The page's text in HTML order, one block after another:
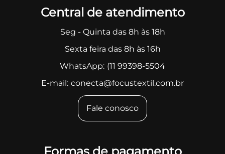
Central de atendimento
Seg - Quinta das 8h às 18h
Sexta feira das 8h às 16h
WhatsApp: (11 99398-5504
E-mail: conecta@focustextil.com.br
Fale conosco
Formas de pagamento